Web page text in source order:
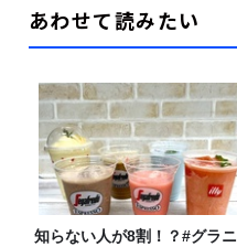
あわせて読みたい
知らない人が8割！？#グラニ